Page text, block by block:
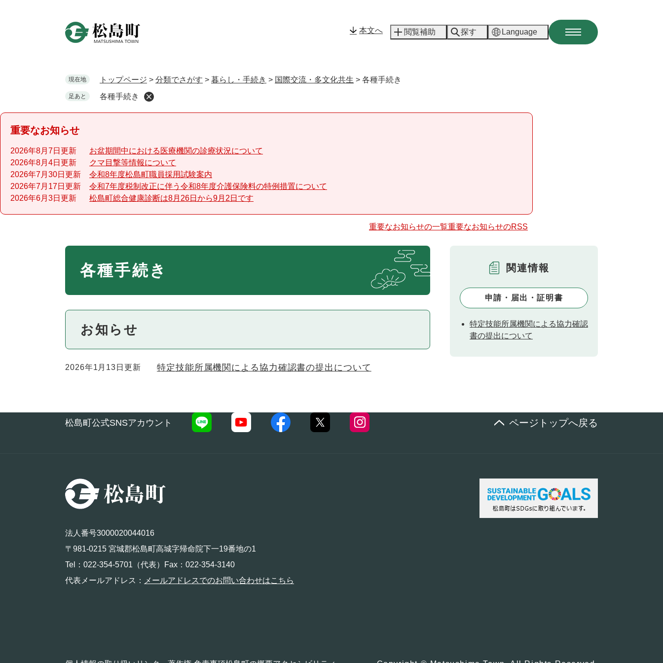
本文へ 閲覧補助 探す Language
現在地 トップページ > 分類でさがす > 暮らし・手続き > 国際交流・多文化共生 > 各種手続き
足あと 各種手続き
重要なお知らせ
2026年8月7日更新
お盆期間中における医療機関の診療状況について
2026年8月4日更新
クマ目撃等情報について
2026年7月30日更新
令和8年度松島町職員採用試験案内
2026年7月17日更新
令和7年度税制改正に伴う令和8年度介護保険料の特例措置について
2026年6月3日更新
松島町総合健康診断は8月26日から9月2日です
重要なお知らせの一覧重要なお知らせのRSS
各種手続き
お知らせ
2026年1月13日更新 特定技能所属機関による協力確認書の提出について
関連情報
申請・届出・証明書
特定技能所属機関による協力確認
書の提出について
松島町公式SNSアカウント ページトップへ戻る
法人番号3000020044016
〒981-0215 宮城郡松島町高城字帰命院下一19番地の1
Tel：022-354-5701（代表）Fax：022-354-3140
代表メールアドレス：
メールアドレスでのお問い合わせはこちら